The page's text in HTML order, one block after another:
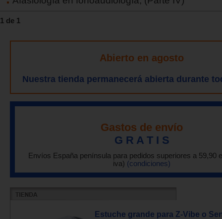
1 de 1
Abierto en agosto
Nuestra tienda permanecerá abierta durante
Gastos de envío
G R A T I S
Envíos España península para pedidos superiores a 59,90
iva) (condiciones)
Estuche grande para Z-Vibe o